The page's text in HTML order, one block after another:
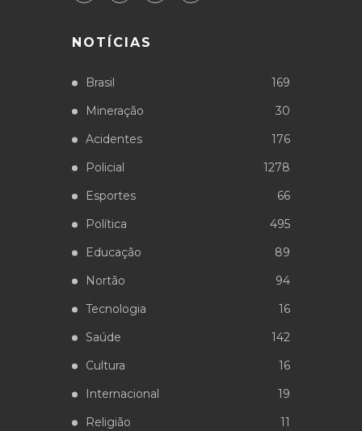
NOTÍCIAS
Brasil
169
Mineração
30
Acidentes
176
Policial
1278
Esportes
66
Política
495
Educação
89
Nortão
94
Tecnologia
16
Saúde
142
Cultura
16
Internacional
19
Religião
11